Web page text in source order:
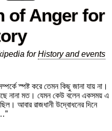
of Anger for
forHistory and events
স্পষ্ট করে তেমন কিছু জানা যায় না।
নানা মত। যেমন কেউ বলেন একসময় এ
আবার রাজধানী উদ্বোধনের দিনে